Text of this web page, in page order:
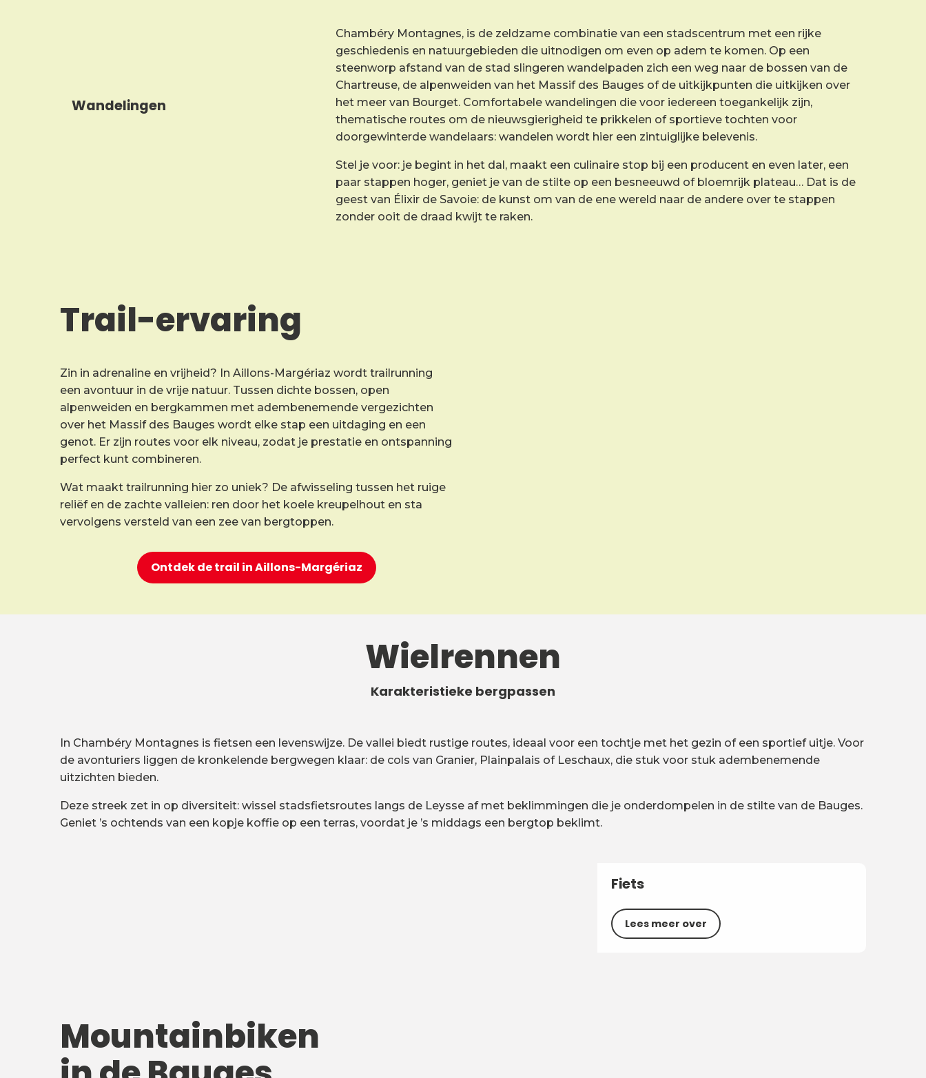
Wandelingen
Chambéry Montagnes, is de zeldzame combinatie van een stadscentrum met een rijke
geschiedenis en natuurgebieden die uitnodigen om even op adem te komen. Op een
steenworp afstand van de stad slingeren wandelpaden zich een weg naar de bossen van de
Chartreuse, de alpenweiden van het Massif des Bauges of de uitkijkpunten die uitkijken over
het meer van Bourget. Comfortabele wandelingen die voor iedereen toegankelijk zijn,
thematische routes om de nieuwsgierigheid te prikkelen of sportieve tochten voor
doorgewinterde wandelaars: wandelen wordt hier een zintuiglijke belevenis.
Stel je voor: je begint in het dal, maakt een culinaire stop bij een producent en even later, een
paar stappen hoger, geniet je van de stilte op een besneeuwd of bloemrijk plateau… Dat is de
geest van Élixir de Savoie: de kunst om van de ene wereld naar de andere over te stappen
zonder ooit de draad kwijt te raken.
Trail-ervaring
Zin in adrenaline en vrijheid? In Aillons-Margériaz wordt trailrunning
een avontuur in de vrije natuur. Tussen dichte bossen, open
alpenweiden en bergkammen met adembenemende vergezichten
over het Massif des Bauges wordt elke stap een uitdaging en een
genot. Er zijn routes voor elk niveau, zodat je prestatie en ontspanning
perfect kunt combineren.
Wat maakt trailrunning hier zo uniek? De afwisseling tussen het ruige
reliëf en de zachte valleien: ren door het koele kreupelhout en sta
vervolgens versteld van een zee van bergtoppen.
Ontdek de trail in Aillons-Margériaz
Wielrennen
Karakteristieke bergpassen
In Chambéry Montagnes is fietsen een levenswijze. De vallei biedt rustige routes, ideaal voor een tochtje met het gezin of een sportief uitje. Voor
de avonturiers liggen de kronkelende bergwegen klaar: de cols van Granier, Plainpalais of Leschaux, die stuk voor stuk adembenemende
uitzichten bieden.
Deze streek zet in op diversiteit: wissel stadsfietsroutes langs de Leysse af met beklimmingen die je onderdompelen in de stilte van de Bauges.
Geniet ’s ochtends van een kopje koffie op een terras, voordat je ’s middags een bergtop beklimt.
Fiets
Lees meer over
Mountainbiken